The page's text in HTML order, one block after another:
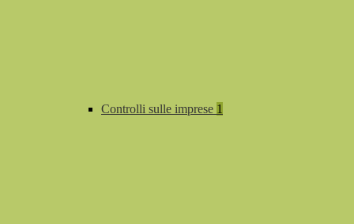
Controlli sulle imprese 1